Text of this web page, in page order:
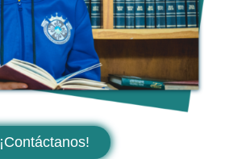
¡Contáctanos!